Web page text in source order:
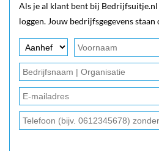
Als je al klant bent bij Bedrijfsuitje.nl
loggen. Jouw bedrijfsgegevens